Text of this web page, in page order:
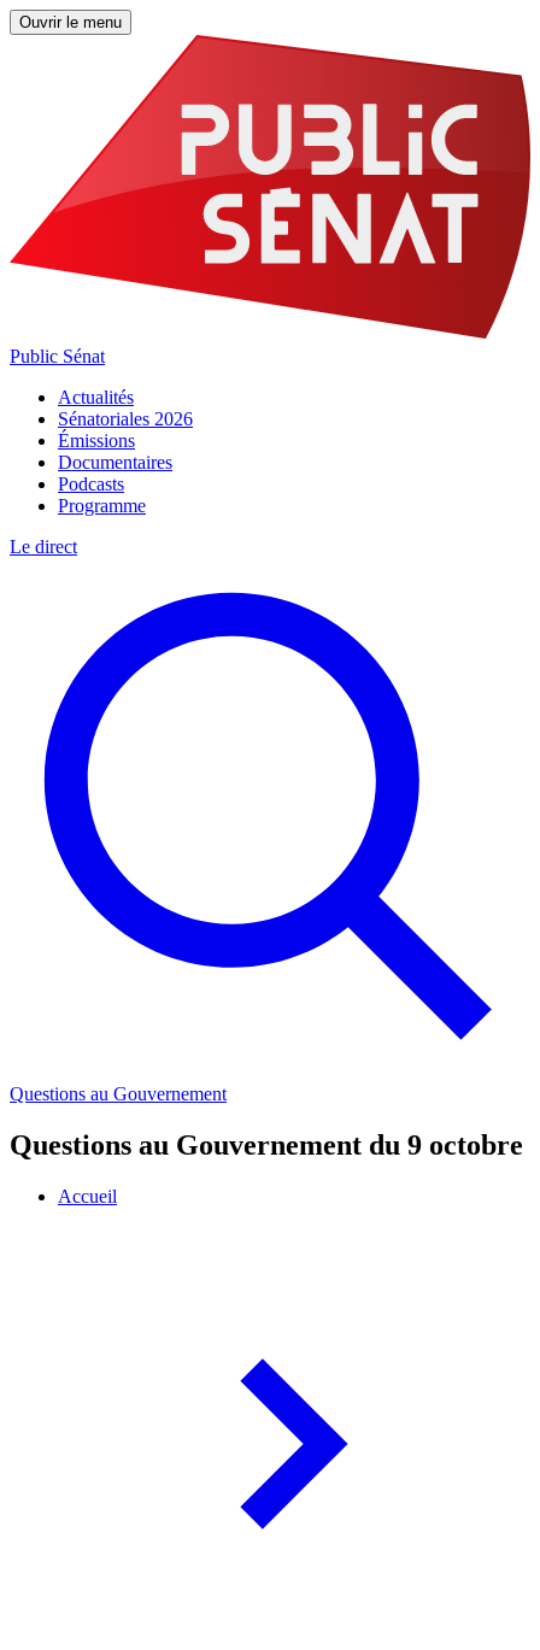
Ouvrir le menu
Public Sénat
Actualités
Sénatoriales 2026
Émissions
Documentaires
Podcasts
Programme
Le direct
Questions au Gouvernement
Questions au Gouvernement du 9 octobre
Accueil